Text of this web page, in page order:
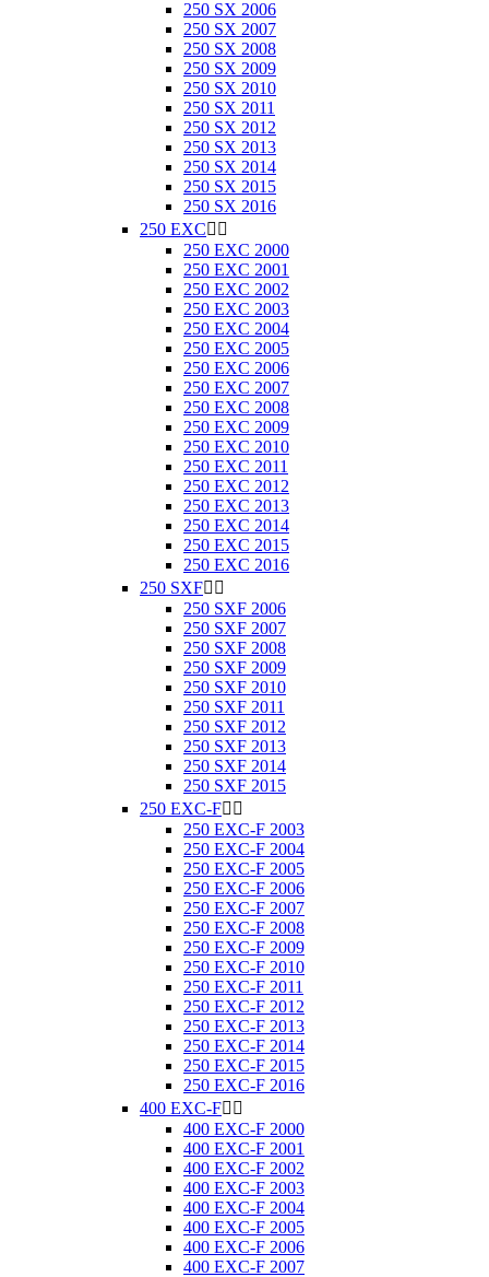
250 SX 2006
250 SX 2007
250 SX 2008
250 SX 2009
250 SX 2010
250 SX 2011
250 SX 2012
250 SX 2013
250 SX 2014
250 SX 2015
250 SX 2016
250 EXC 
250 EXC 2000
250 EXC 2001
250 EXC 2002
250 EXC 2003
250 EXC 2004
250 EXC 2005
250 EXC 2006
250 EXC 2007
250 EXC 2008
250 EXC 2009
250 EXC 2010
250 EXC 2011
250 EXC 2012
250 EXC 2013
250 EXC 2014
250 EXC 2015
250 EXC 2016
250 SXF 
250 SXF 2006
250 SXF 2007
250 SXF 2008
250 SXF 2009
250 SXF 2010
250 SXF 2011
250 SXF 2012
250 SXF 2013
250 SXF 2014
250 SXF 2015
250 EXC-F 
250 EXC-F 2003
250 EXC-F 2004
250 EXC-F 2005
250 EXC-F 2006
250 EXC-F 2007
250 EXC-F 2008
250 EXC-F 2009
250 EXC-F 2010
250 EXC-F 2011
250 EXC-F 2012
250 EXC-F 2013
250 EXC-F 2014
250 EXC-F 2015
250 EXC-F 2016
400 EXC-F 
400 EXC-F 2000
400 EXC-F 2001
400 EXC-F 2002
400 EXC-F 2003
400 EXC-F 2004
400 EXC-F 2005
400 EXC-F 2006
400 EXC-F 2007